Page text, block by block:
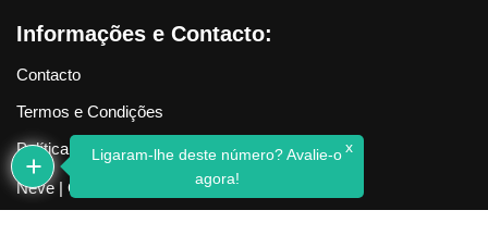
Informações e Contacto:
Contacto
Termos e Condições
Política de Privacidade
Neve| Criado com WordPress
Ligaram-lhe deste número? Avalie-o
agora!
x